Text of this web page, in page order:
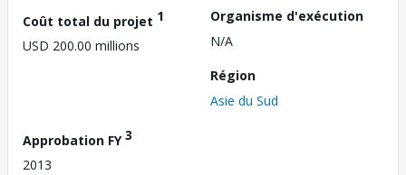
Coût total du projet 1
USD 200.00 millions
Organisme d'exécution
N/A
Région
Asie du Sud
Approbation FY3
2013